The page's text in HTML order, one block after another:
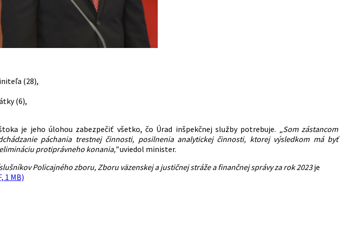
(28),
(6),
je jeho úlohou zabezpečiť všetko, čo Úrad inšpekčnej služby potrebuje. „Som zástancom
páchania trestnej činnosti, posilnenia analytickej činnosti, ktorej výsledkom má byť
protiprávneho konania,"uviedol minister.
Policajného zboru, Zboru väzenskej a justičnej stráže a finančnej správy za rok 2023je
1 MB)